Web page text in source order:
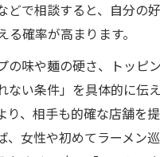
どで相談すると、自分の
確率が高まります。
の味や麺の硬さ、トッピ
ない条件」を具体的に伝
り、相手も的確な店舗を
、女性や初めてラーメン